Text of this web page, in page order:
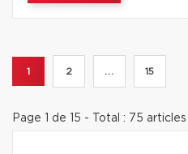
1 2 ... 15
Page 1 de 15 - Total : 75 articles